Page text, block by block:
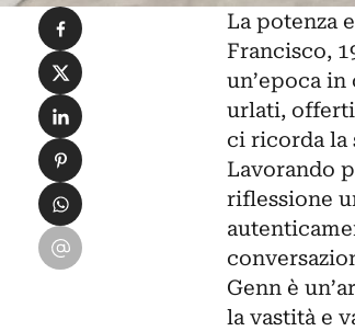
La potenza
Francisco,
un’epoca
urlati,
ci ricorda la
Lavorando
riflessione
Genn è
la vastità e
Condividi su Facebook
Condividi su X
Condividi su LinkedIn
Condividi su Pinterest
Condividi su WhatsApp
Condividi su Email